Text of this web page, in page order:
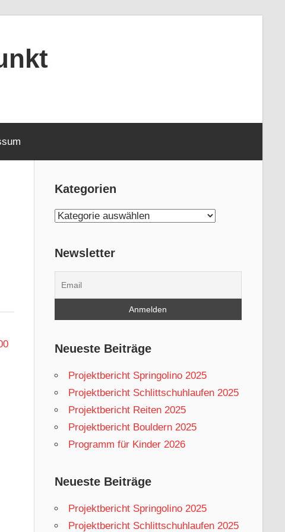
Kategorien
Kategorien
Newsletter
Neueste Beiträge
Projektbericht Springolino 2025
Projektbericht Schlittschuhlaufen 2025
Projektbericht Reiten 2025
Projektbericht Bouldern 2025
Programm für Kinder 2026
Neueste Beiträge
Projektbericht Springolino 2025
Projektbericht Schlittschuhlaufen 2025